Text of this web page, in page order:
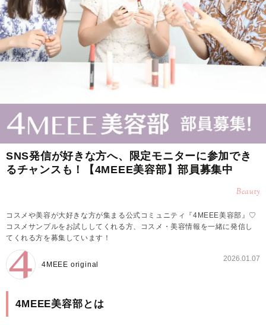
SNS発信が好きな方へ、限定モニターに参加でき
るチャンスも！【4MEEE美容部】部員募集中
Beauty
コスメや美容が大好きな方が集まる公式コミュニティ『4MEEE美容部』♡
コスメサンプルをお試ししてくれる方、コスメ・美容情報を一緒に発信し
てくれる方を募集しています！
4MEEE original
2026.01.07
4MEEE美容部とは